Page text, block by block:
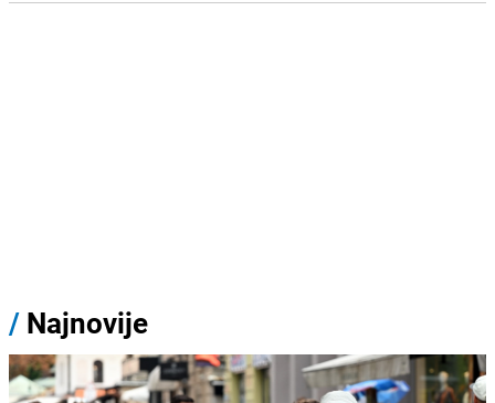
/ Najnovije